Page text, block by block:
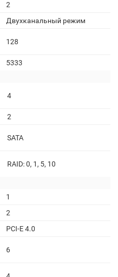
2
Двухканальный режим
128
5333
4
2
SATA
RAID: 0, 1, 5, 10
1
2
PCI-E 4.0
6